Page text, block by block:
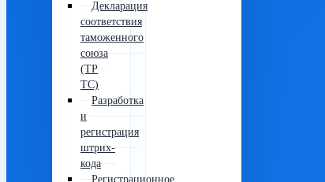
Декларация
соответствия
таможенного
союза
(ТР
ТС)
Разработка
и
регистрация
штрих-
кода
Регистрационное